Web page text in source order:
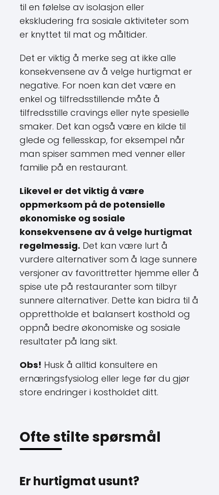
til en følelse av isolasjon eller
ekskludering fra sosiale aktiviteter som
er knyttet til mat og måltider.
Det er viktig å merke seg at ikke alle
konsekvensene av å velge hurtigmat er
negative. For noen kan det være en
enkel og tilfredsstillende måte å
tilfredsstille cravings eller nyte spesielle
smaker. Det kan også være en kilde til
glede og fellesskap, for eksempel når
man spiser sammen med venner eller
familie på en restaurant.
Likevel er det viktig å være
oppmerksom på de potensielle
økonomiske og sosiale
konsekvensene av å velge hurtigmat
regelmessig. Det kan være lurt å
vurdere alternativer som å lage sunnere
versjoner av favorittretter hjemme eller å
spise ute på restauranter som tilbyr
sunnere alternativer. Dette kan bidra til å
opprettholde et balansert kosthold og
oppnå bedre økonomiske og sosiale
resultater på lang sikt.
Obs! Husk å alltid konsultere en
ernæringsfysiolog eller lege før du gjør
store endringer i kostholdet ditt.
Ofte stilte spørsmål
Er hurtigmat usunt?